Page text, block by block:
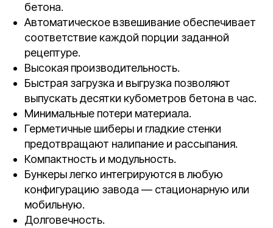
бетона.
Автоматическое взвешивание обеспечивает
соответствие каждой порции заданной
рецептуре.
Высокая производительность.
Быстрая загрузка и выгрузка позволяют
выпускать десятки кубометров бетона в час.
Минимальные потери материала.
Герметичные шиберы и гладкие стенки
предотвращают налипание и рассыпания.
Компактность и модульность.
Бункеры легко интегрируются в любую
конфигурацию завода — стационарную или
мобильную.
Долговечность.